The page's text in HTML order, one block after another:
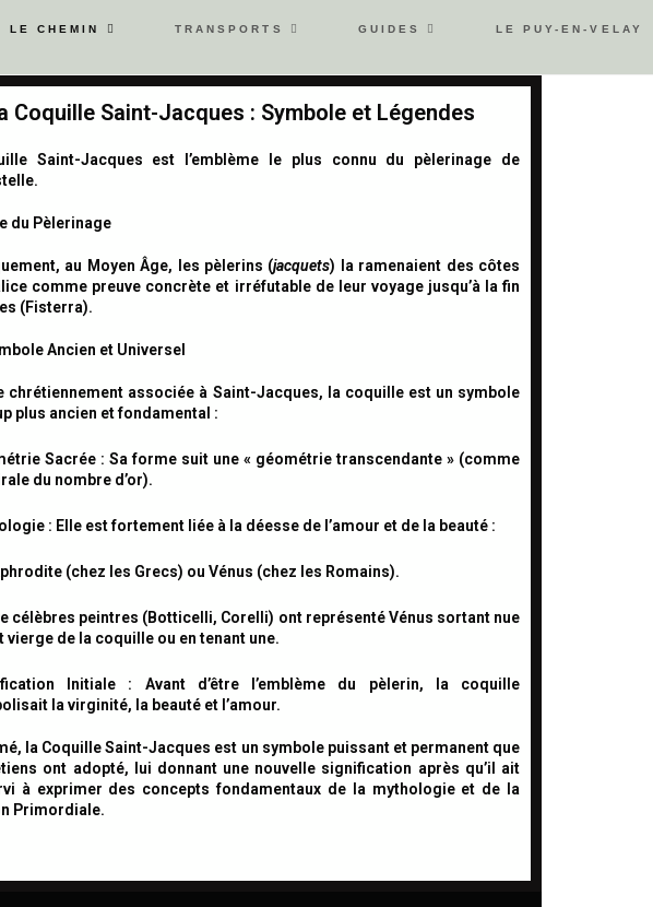
LE CHEMIN TRANSPORTS GUIDES LE PUY-EN-VELAY
Saint-Jacques : Symbole et Légendes
Saint-Jacques est l’emblème le plus connu du pèlerinage de
du Pèlerinage
au Moyen Âge, les pèlerins (jacquets) la ramenaient des côtes
comme preuve concrète et irréfutable de leur voyage jusqu’à la fin
(Fisterra).
Ancien et Universel
chrétiennement associée à Saint-Jacques, la coquille est un symbole
plus ancien et fondamental :
Sacrée : Sa forme suit une « géométrie transcendante » (comme
du nombre d’or).
: Elle est fortement liée à la déesse de l’amour et de la beauté :
(chez les Grecs) ou Vénus (chez les Romains).
célèbres peintres (Botticelli, Corelli) ont représenté Vénus sortant nue
vierge de la coquille ou en tenant une.
Initiale : Avant d’être l’emblème du pèlerin, la coquille
la virginité, la beauté et l’amour.
la Coquille Saint-Jacques est un symbole puissant et permanentque
ont adopté, lui donnant une nouvelle signification après qu’il ait
à exprimer des concepts fondamentaux de la mythologie et de la
Primordiale.